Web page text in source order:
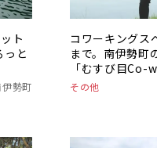
ト
っと
勢町
コワーキングス
まで。南伊勢町
「むすび目Co-
その他